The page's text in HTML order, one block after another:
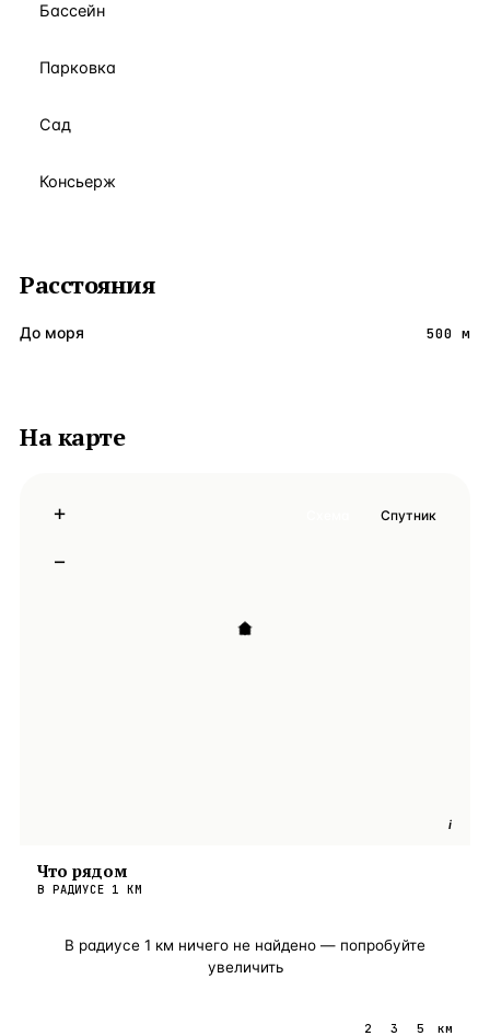
Бассейн
Парковка
Сад
Консьерж
Расстояния
До моря 500 м
На карте
i
+
−
Спутник
Что рядом
В РАДИУСЕ 1 КМ
В радиусе 1 км ничего не найдено — попробуйте
увеличить
2 3 5 км